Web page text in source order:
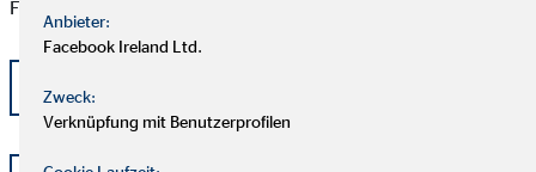
Fax: +49 (0) 40 - 696 508 -91
kontakt@schlichtung-finanzberatung.de
Anbieter:
Facebook Ireland Ltd.
Zweck:
Verknüpfung mit Benutzerprofilen